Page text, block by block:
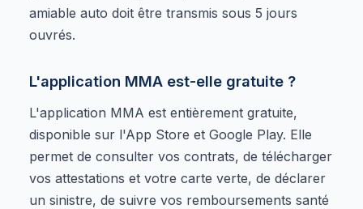
amiable auto doit être transmis sous 5 jours
ouvrés.
L'application MMA est-elle gratuite ?
L'application MMA est entièrement gratuite,
disponible sur l'App Store et Google Play. Elle
permet de consulter vos contrats, de télécharger
vos attestations et votre carte verte, de déclarer
un sinistre, de suivre vos remboursements santé